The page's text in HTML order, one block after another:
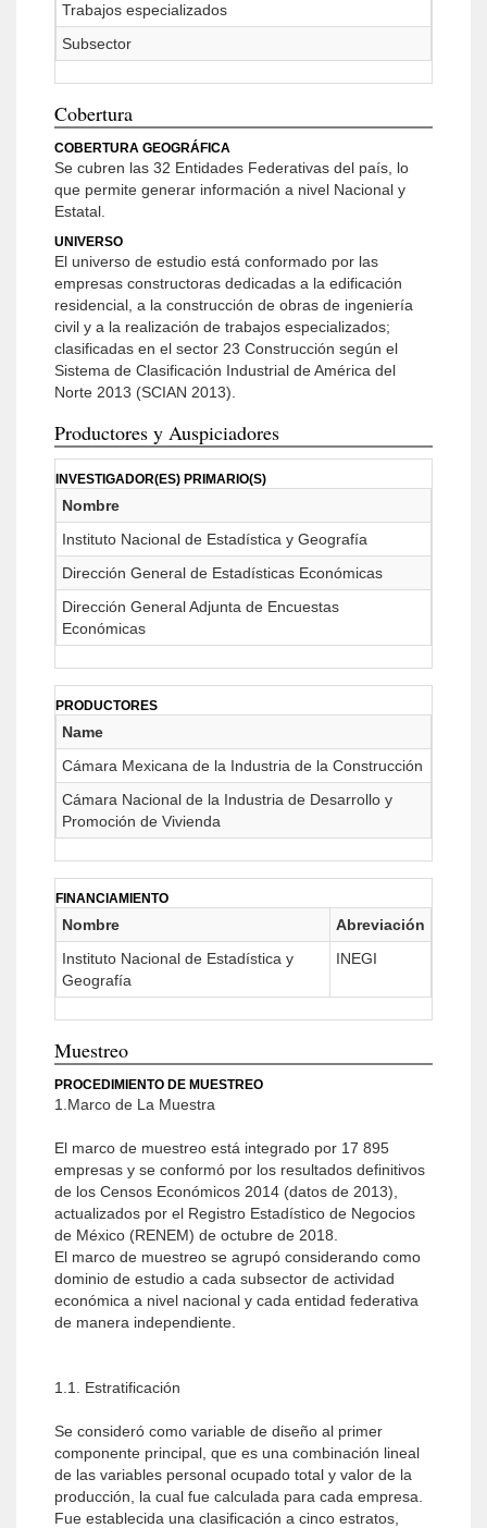
Trabajos especializados
Subsector
Cobertura
COBERTURA GEOGRÁFICA
Se cubren las 32 Entidades Federativas del país, lo
que permite generar información a nivel Nacional y
Estatal.
UNIVERSO
El universo de estudio está conformado por las
empresas constructoras dedicadas a la edificación
residencial, a la construcción de obras de ingeniería
civil y a la realización de trabajos especializados;
clasificadas en el sector 23 Construcción según el
Sistema de Clasificación Industrial de América del
Norte 2013 (SCIAN 2013).
Productores y Auspiciadores
INVESTIGADOR(ES) PRIMARIO(S)
Nombre
Instituto Nacional de Estadística y Geografía
Dirección General de Estadísticas Económicas
Dirección General Adjunta de Encuestas
Económicas
PRODUCTORES
Name
Cámara Mexicana de la Industria de la Construcción
Cámara Nacional de la Industria de Desarrollo y
Promoción de Vivienda
FINANCIAMIENTO
Nombre
Abreviación
Instituto Nacional de Estadística y
Geografía
INEGI
Muestreo
PROCEDIMIENTO DE MUESTREO
1.Marco de La Muestra
El marco de muestreo está integrado por 17 895
empresas y se conformó por los resultados definitivos
de los Censos Económicos 2014 (datos de 2013),
actualizados por el Registro Estadístico de Negocios
de México (RENEM) de octubre de 2018.
El marco de muestreo se agrupó considerando como
dominio de estudio a cada subsector de actividad
económica a nivel nacional y cada entidad federativa
de manera independiente.
1.1. Estratificación
Se consideró como variable de diseño al primer
componente principal, que es una combinación lineal
de las variables personal ocupado total y valor de la
producción, la cual fue calculada para cada empresa.
Fue establecida una clasificación a cinco estratos,